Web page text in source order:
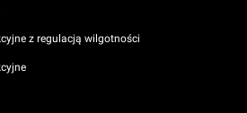
z regulacją wilgotności